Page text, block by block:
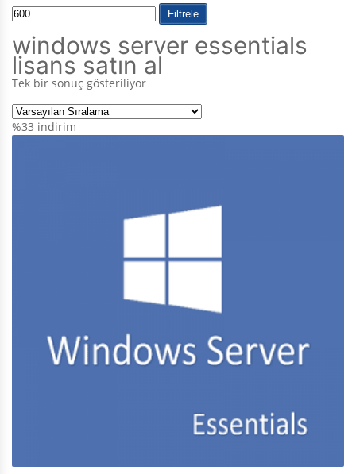
Filtrele
windows server essentials
lisans satın al
Tek bir sonuç gösteriliyor
%33 indirim